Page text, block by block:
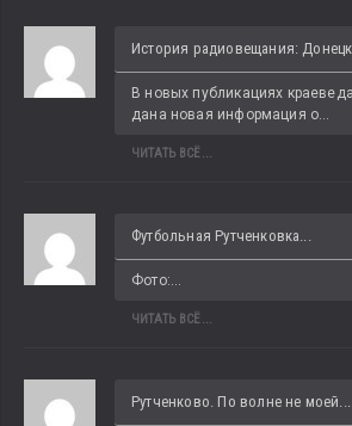
История радиовещания: Донецк
В новых публикациях
дана новая информация о...
ЧИТАТЬ ВСЁ...
Футбольная Рутченковка...
Фото:...
ЧИТАТЬ ВСЁ...
Рутченково. По волне не моей...